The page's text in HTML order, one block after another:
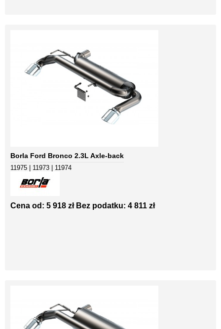
Borla Ford Bronco 2.3L Axle-back
11975 | 11973 | 11974
Cena od: 5 918 zł Bez podatku: 4 811 zł